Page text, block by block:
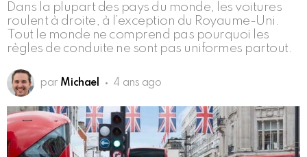
Dans la plupart des pays du monde, les voitures
roulent à droite, à l’exception du Royaume-Uni.
Tout le monde ne comprend pas pourquoi les
règles de conduite ne sont pas uniformes partout.
par Michael 4 ans ago